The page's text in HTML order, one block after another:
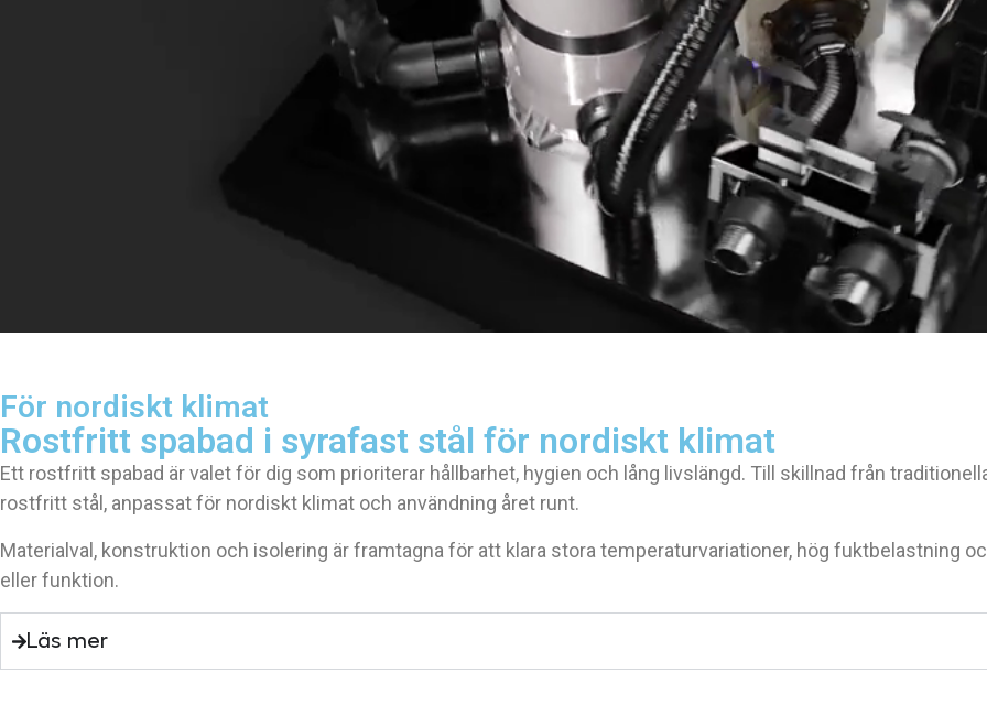
För nordiskt klimat
Rostfritt spabad i syrafast stål för nordiskt klimat
Ett rostfritt spabad är valet för dig som prioriterar hållbarhet, hygien och lång livslängd. Till skillnad från
rostfritt stål, anpassat för nordiskt klimat och användning året runt.
Materialval, konstruktion och isolering är framtagna för att klara stora temperaturvariationer, hög fuktbelastning
eller funktion.
Läs mer